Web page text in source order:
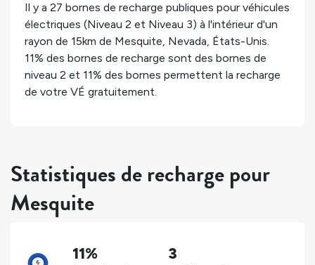
Il y a 27 bornes de recharge publiques pour véhicules
électriques (Niveau 2 et Niveau 3) à l'intérieur d'un
rayon de 15km de Mesquite, Nevada, États-Unis.
11% des bornes de recharge sont des bornes de
niveau 2 et 11% des bornes permettent la recharge
de votre VÉ gratuitement.
Statistiques de recharge pour
Mesquite
11% 3